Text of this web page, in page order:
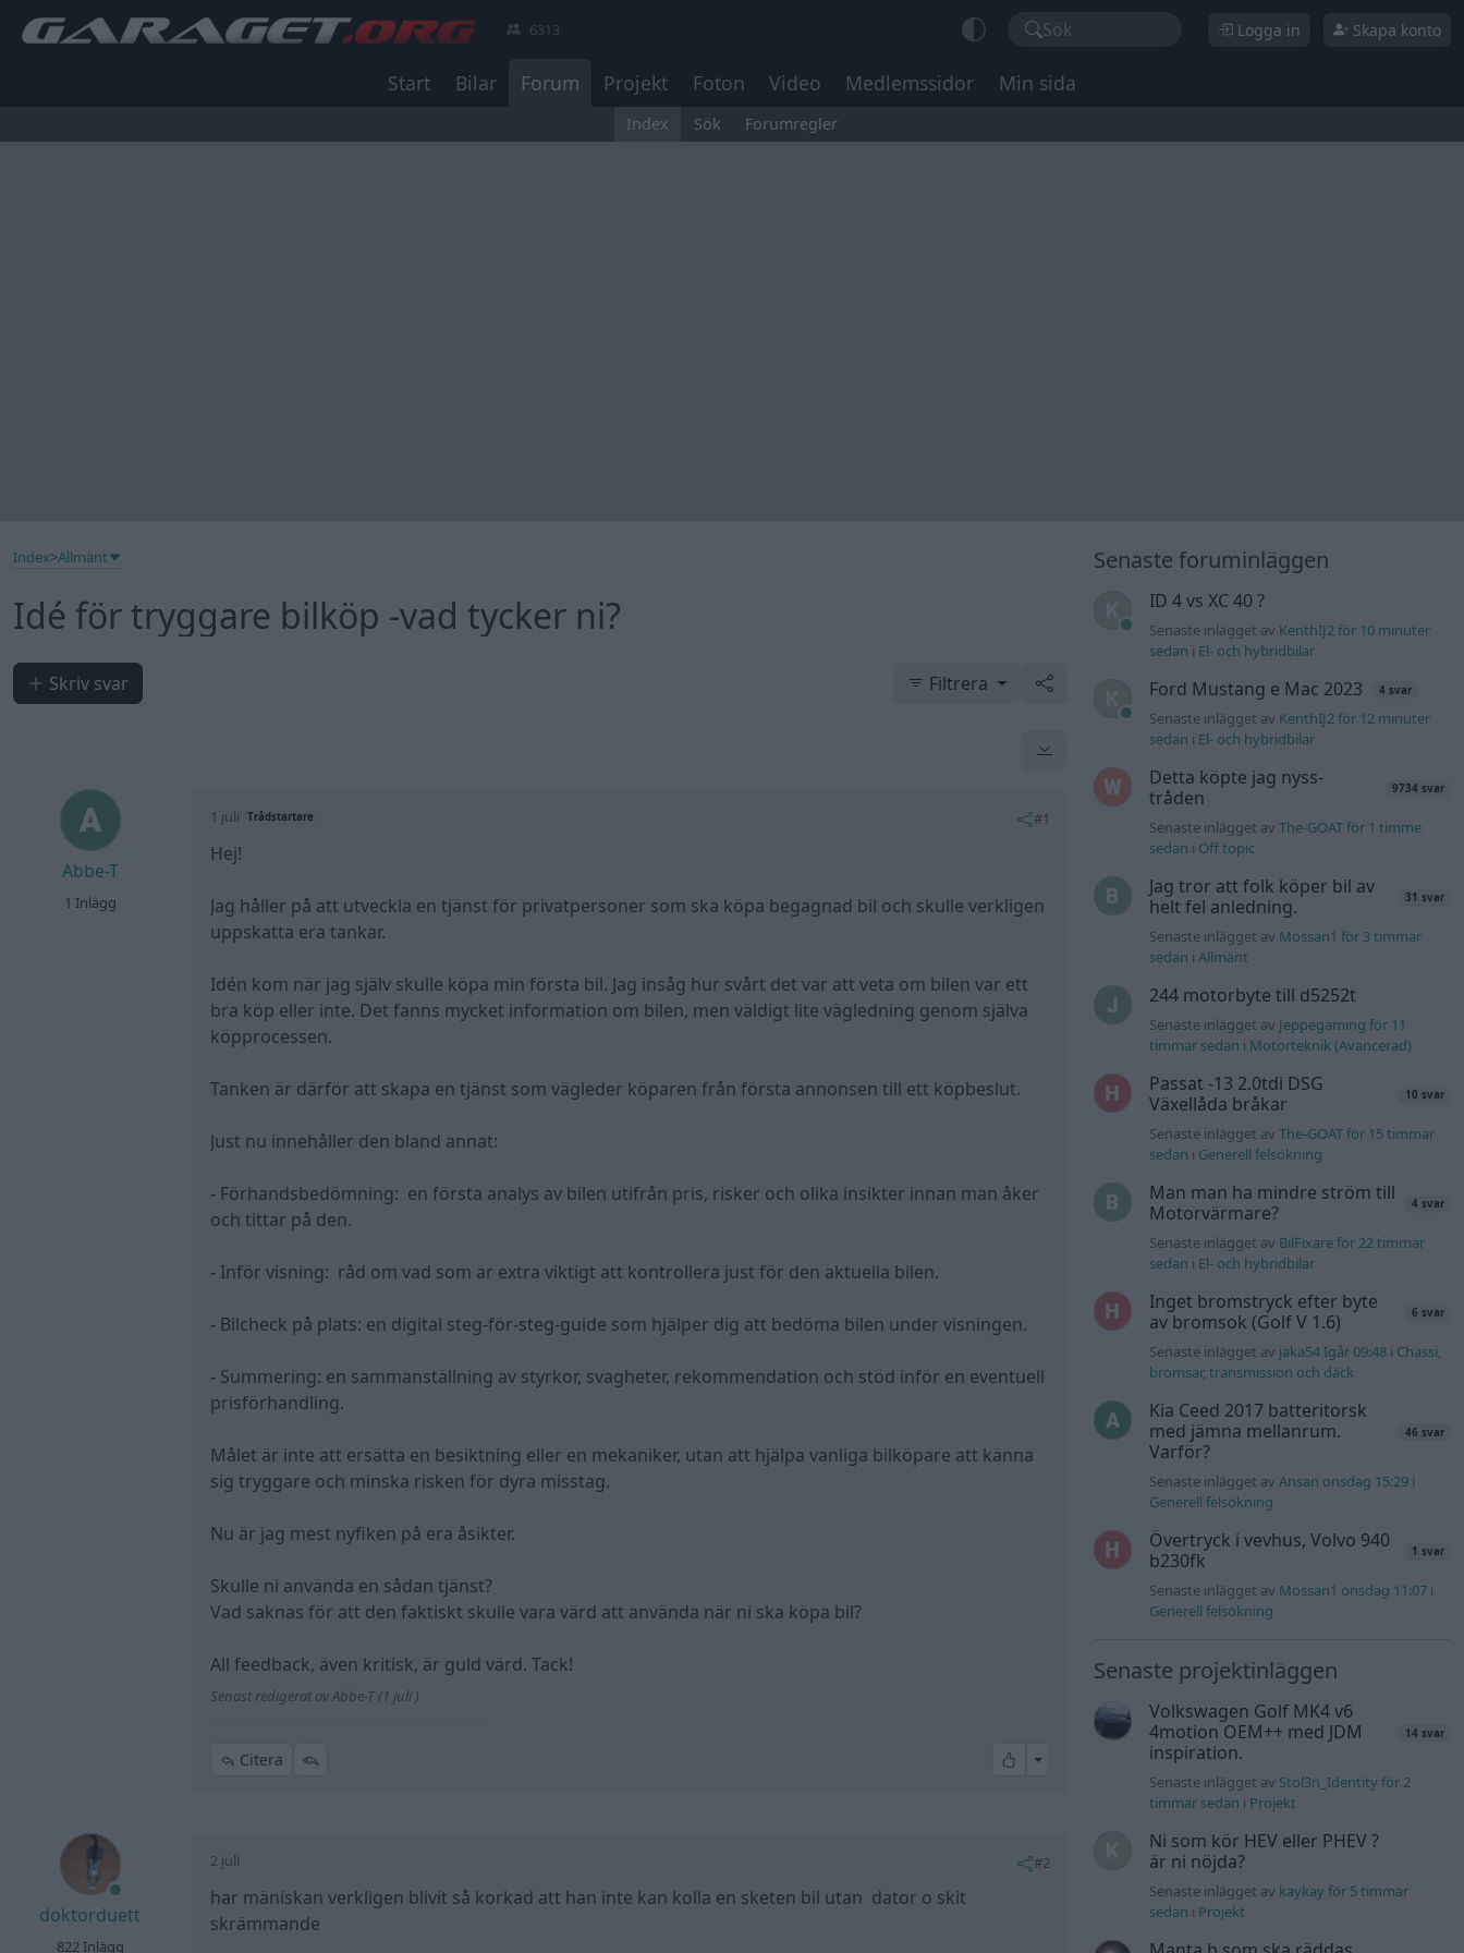
6313 Sök Logga in Skapa konto
Start Bilar Forum Projekt Foton Video Medlemssidor Min sida
Index Sök Forumregler
Index>Allmänt
Idé för tryggare bilköp -vad tycker ni?
Skriv svar Filtrera
Abbe-T
1 Inlägg
1 juli Trådstartare #1
Hej!
Jag håller på att utveckla en tjänst för privatpersoner som ska köpa begagnad bil och skulle verkligen
uppskatta era tankar.
Idén kom när jag själv skulle köpa min första bil. Jag insåg hur svårt det var att veta om bilen var ett
bra köp eller inte. Det fanns mycket information om bilen, men väldigt lite vägledning genom själva
köpprocessen.
Tanken är därför att skapa en tjänst som vägleder köparen från första annonsen till ett köpbeslut.
Just nu innehåller den bland annat:
- Förhandsbedömning: en första analys av bilen utifrån pris, risker och olika insikter innan man åker
och tittar på den.
- Inför visning: råd om vad som är extra viktigt att kontrollera just för den aktuella bilen.
- Bilcheck på plats: en digital steg-för-steg-guide som hjälper dig att bedöma bilen under visningen.
- Summering: en sammanställning av styrkor, svagheter, rekommendation och stöd inför en eventuell
prisförhandling.
Målet är inte att ersätta en besiktning eller en mekaniker, utan att hjälpa vanliga bilköpare att känna
sig tryggare och minska risken för dyra misstag.
Nu är jag mest nyfiken på era åsikter.
Skulle ni använda en sådan tjänst?
Vad saknas för att den faktiskt skulle vara värd att använda när ni ska köpa bil?
All feedback, även kritisk, är guld värd. Tack!
Senast redigerat av Abbe-T (1 juli )
Citera All reactions
doktorduett
822 Inlägg
2 juli #2
har mäniskan verkligen blivit så korkad att han inte kan kolla en sketen bil utan dator o skit
skrämmande
Senaste foruminläggen
ID 4 vs XC 40 ?
Senaste inlägget av KenthIJ2 för 10 minuter
sedan i El- och hybridbilar
Ford Mustang e Mac 2023 4 svar
Senaste inlägget av KenthIJ2 för 12 minuter
sedan i El- och hybridbilar
Detta köpte jag nyss-
tråden
9734 svar
Senaste inlägget avThe-GOAT för 1 timme
sedan i Off topic
Jag tror att folk köper bil av
helt fel anledning.
31 svar
Senaste inlägget av Mossan1 för 3 timmar
sedan iAllmänt
244 motorbyte till d5252t
Senaste inlägget av Jeppegaming för 11
timmar sedan i Motorteknik (Avancerad)
Passat -13 2.0tdi DSG
Växellåda bråkar
10 svar
Senaste inlägget avThe-GOAT för 15 timmar
sedan i Generell felsökning
Man man ha mindre ström till
Motorvärmare?
4 svar
Senaste inlägget av BilFixare för 22 timmar
sedan i El- och hybridbilar
Inget bromstryck efter byte
av bromsok (Golf V 1.6)
6 svar
Senaste inlägget av jaka54 Igår 09:48 i Chassi,
bromsar, transmission och däck
Kia Ceed 2017 batteritorsk
med jämna mellanrum.
Varför?
46 svar
Senaste inlägget avAnsan onsdag 15:29 i
Generell felsökning
Övertryck i vevhus, Volvo 940
b230fk
1 svar
Senaste inlägget av Mossan1 onsdag 11:07 i
Generell felsökning
Senaste projektinläggen
Volkswagen Golf MK4 v6
4motion OEM++ med JDM
inspiration.
14 svar
Senaste inlägget av Stol3n_Identity för 2
timmar sedan i Projekt
Ni som kör HEV eller PHEV ?
är ni nöjda?
Senaste inlägget av kaykay för 5 timmar
sedan i Projekt